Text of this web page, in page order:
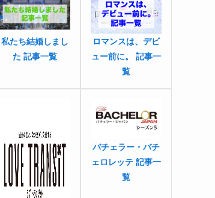
私たち結婚しまし
た 記事一覧
ロマンスは、デビ
ュー前に。 記事一
覧
バチェラー・バチ
ェロレッテ 記事一
覧